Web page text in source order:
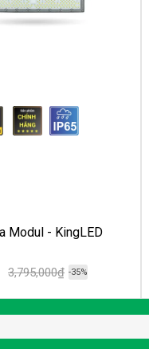
Modul - KingLED
3,795,000₫ -35%